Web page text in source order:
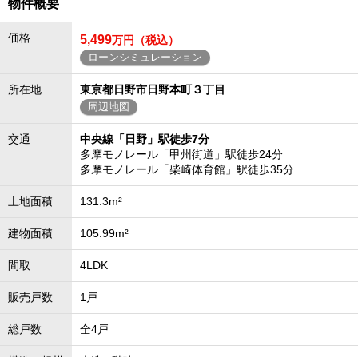
物件概要
価格 5,499万円（税込）
ローンシミュレーション
所在地 東京都日野市日野本町３丁目
周辺地図
交通
中央線「日野」駅徒歩7分
多摩モノレール「甲州街道」駅徒歩24分
多摩モノレール「柴崎体育館」駅徒歩35分
土地面積 131.3m²
建物面積 105.99m²
間取 4LDK
販売戸数 1戸
総戸数 全4戸